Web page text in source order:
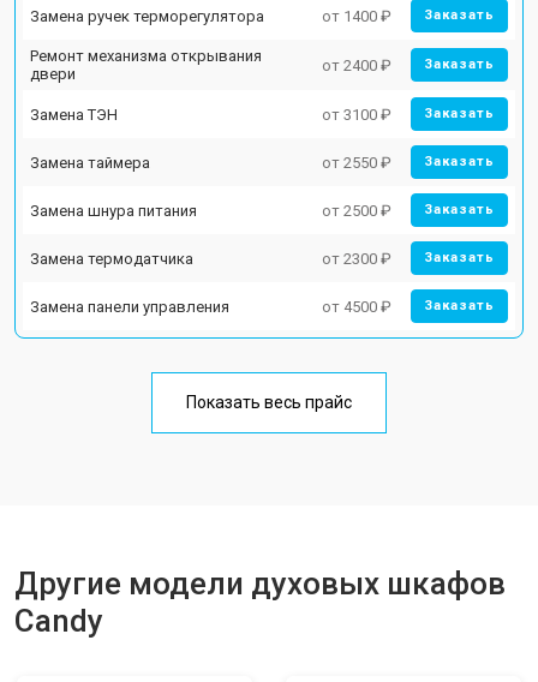
Замена ручек терморегулятора от 1400 ₽ Заказать
Ремонт механизма открывания
двери
от 2400 ₽ Заказать
Замена ТЭН от 3100 ₽ Заказать
Замена таймера от 2550 ₽ Заказать
Замена шнура питания от 2500 ₽ Заказать
Замена термодатчика от 2300 ₽ Заказать
Замена панели управления от 4500 ₽ Заказать
Показать весь прайс
Другие модели духовых шкафов
Candy